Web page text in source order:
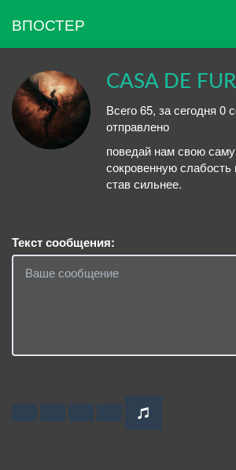
ВПОСТЕР
CASA DE
Всего 65, за сегодня 0
отправлено
поведай нам свою
сокровенную слабость
став сильнее.
Текст сообщения: